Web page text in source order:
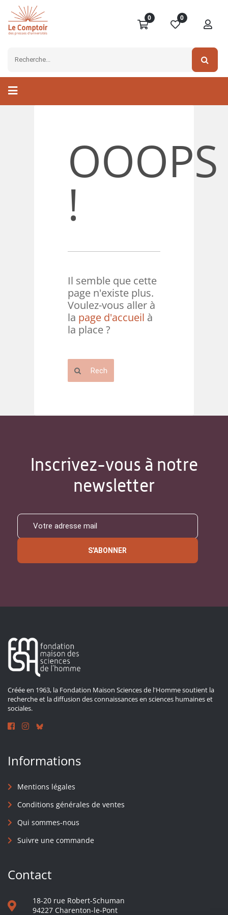
0 0
OOOPS
!
Il semble que cette
page n'existe plus.
Voulez-vous aller à
la page d'accueil à
la place ?
Inscrivez-vous à notre
newsletter
S'ABONNER
Créée en 1963, la Fondation Maison Sciences de l'Homme soutient la
recherche et la diffusion des connaissances en sciences humaines et
sociales.
Informations
Mentions légales
Conditions générales de ventes
Qui sommes-nous
Suivre une commande
Contact
18-20 rue Robert-Schuman
94227 Charenton-le-Pont